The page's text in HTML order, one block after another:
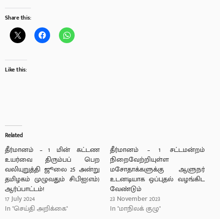
Share this:
Like this:
Related
தீர்மானம் – 1 மின் கட்டண
உயர்வை திரும்பப் பெற
வலியுறுத்தி ஜூலை 25 அன்று
தமிழகம் முழுவதும் சிபிஐ(எம்)
ஆர்ப்பாட்டம்!
17 July 2024
In "செய்தி அறிக்கை"
தீர்மானம் – 1 சட்டமன்றம்
நிறைவேற்றியுள்ள
மசோதாக்களுக்கு ஆளுநர்
உடனடியாக ஒப்புதல் வழங்கிட
வேண்டும்
23 November 2023
In "மாநிலக் குழு"